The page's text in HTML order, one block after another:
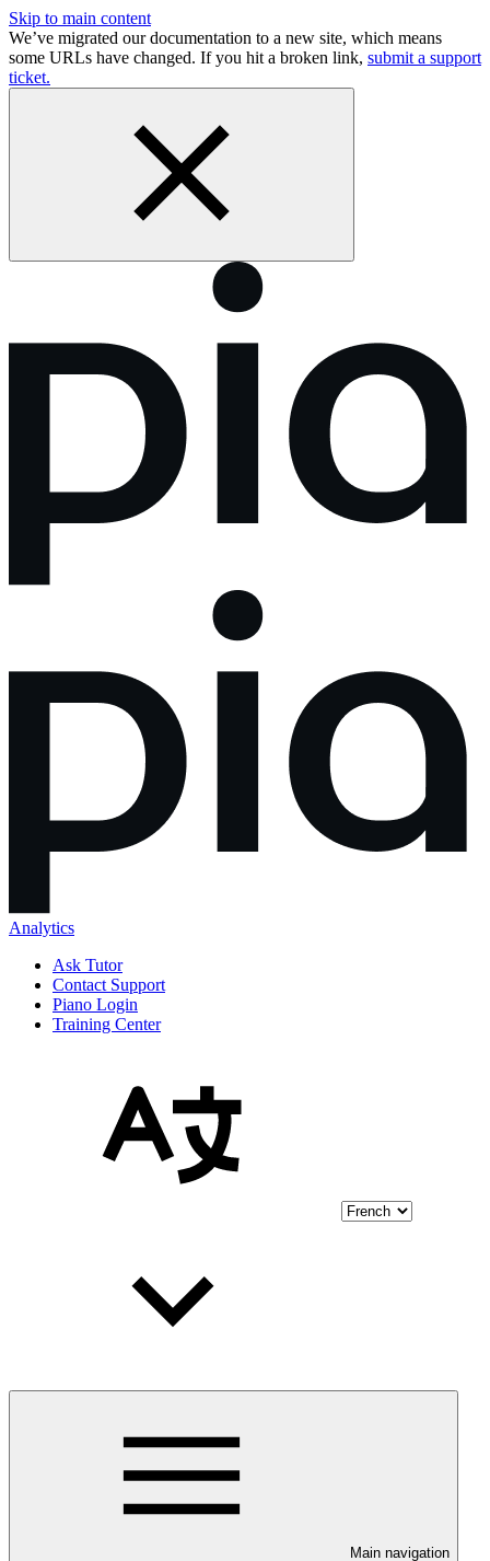
Skip to main content
We’ve migrated our documentation to a new site, which means
some URLs have changed. If you hit a broken link, submit a support
ticket.
Analytics
Ask Tutor
Contact Support
Piano Login
Training Center
Main navigation